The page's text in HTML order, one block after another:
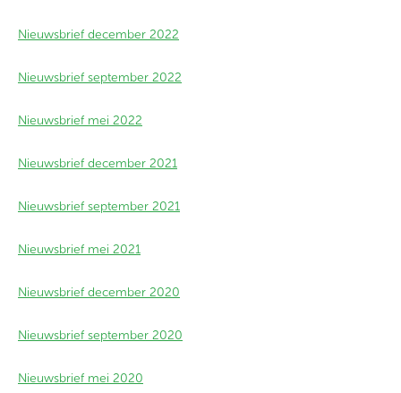
Nieuwsbrief december 2022
Nieuwsbrief september 2022
Nieuwsbrief mei 2022
Nieuwsbrief december 2021
Nieuwsbrief september 2021
Nieuwsbrief mei 2021
Nieuwsbrief december 2020
Nieuwsbrief september 2020
Nieuwsbrief mei 2020